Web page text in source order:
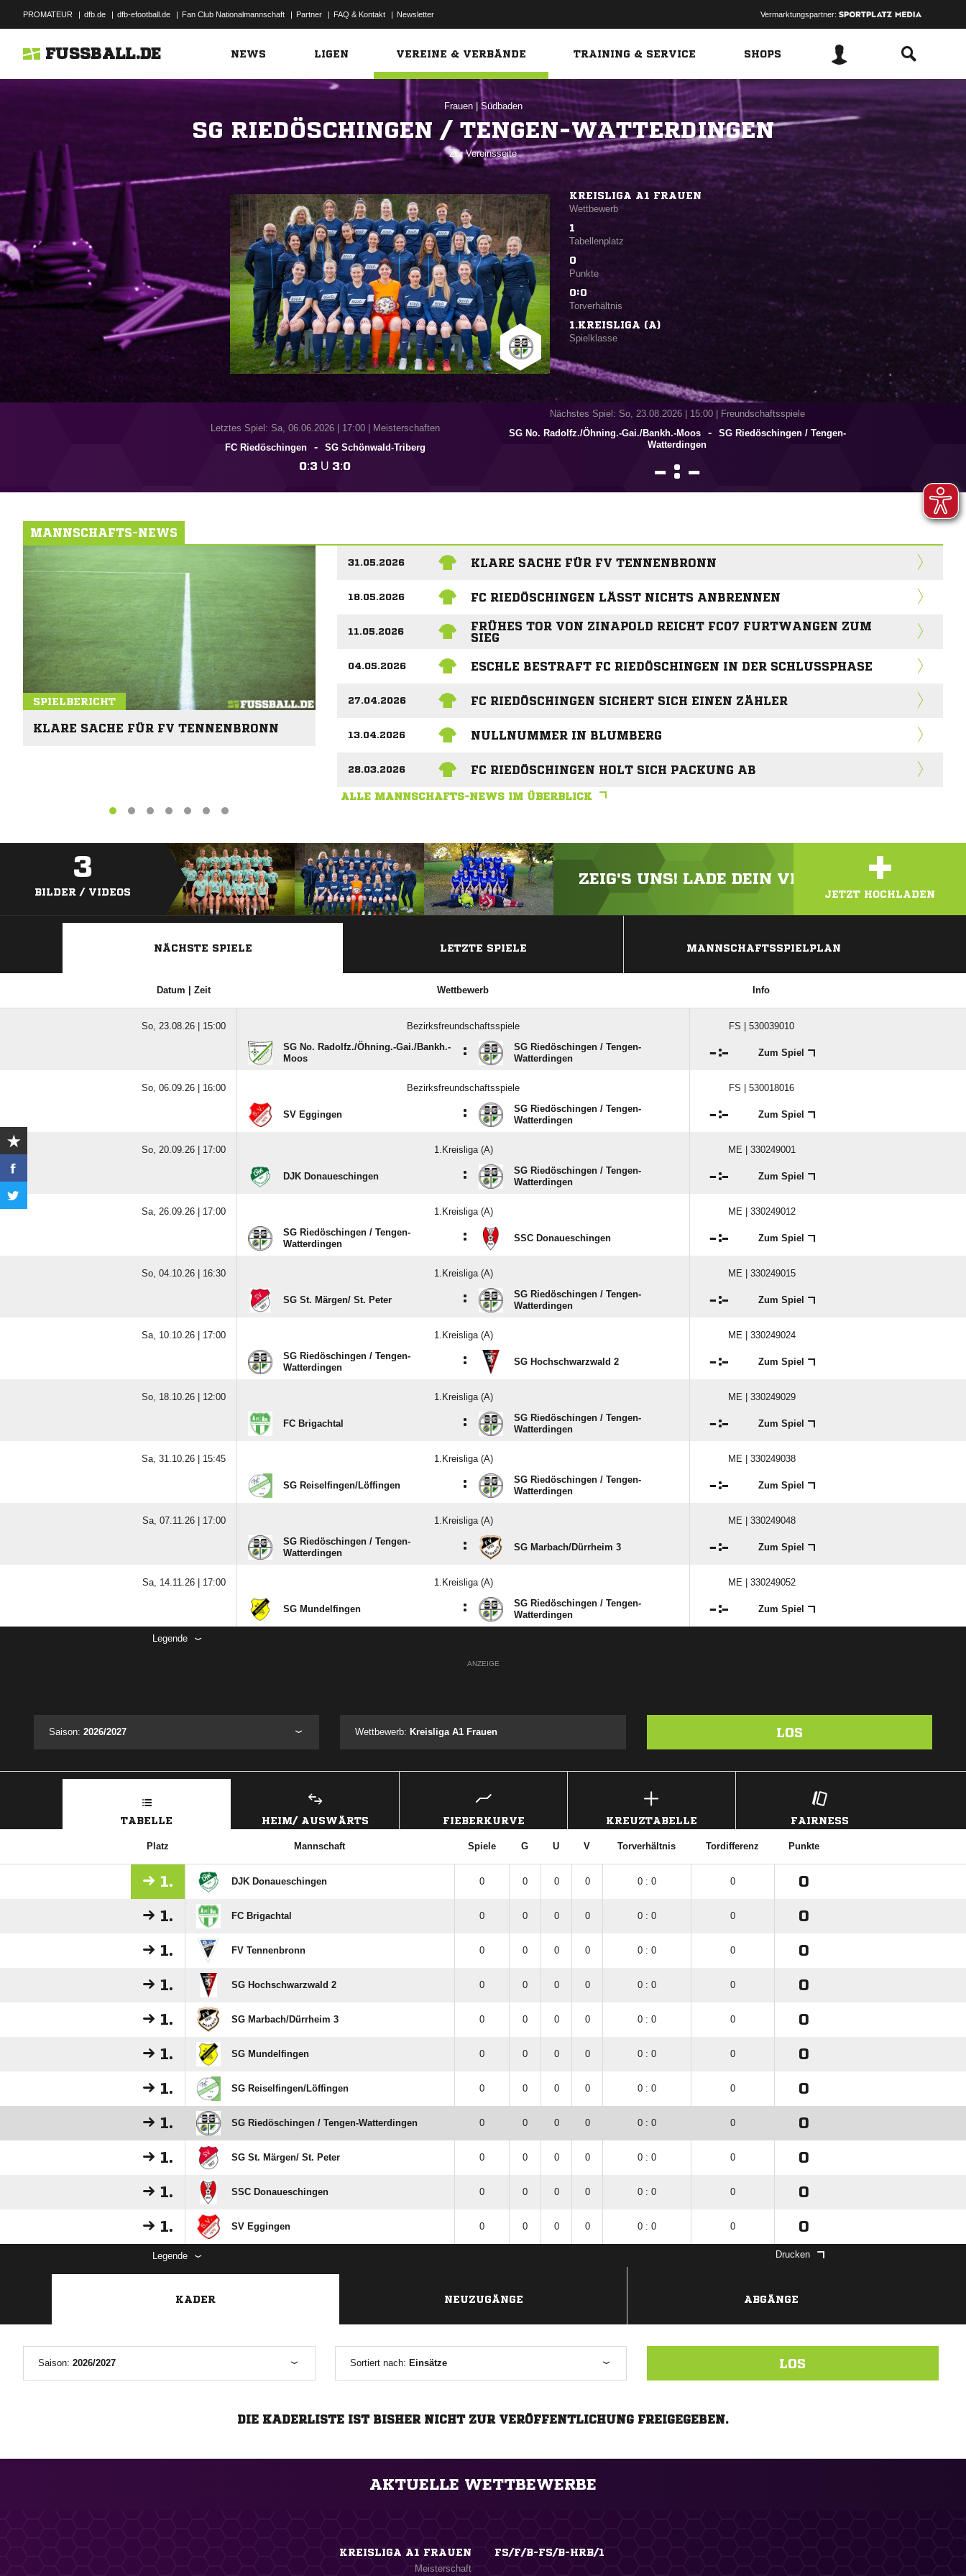
PROMATEUR | dfb.de | dfb-efootball.de | Fan Club Nationalmannschaft | Partner | FAQ & Kontakt | Newsletter Vermarktungspartner:
FUSSBALL.DE NEWS LIGEN VEREINE & VERBÄNDE TRAINING & SERVICE SHOPS
Frauen Südbaden
SG RIEDÖSCHINGEN / TENGEN-WATTERDINGEN
Zur Vereinsseite
KREISLIGA A1 FRAUEN
Wettbewerb
1
Tabellenplatz
0
Punkte
0:0
Torverhältnis
1.KREISLIGA (A)
Spielklasse
Letztes Spiel: Sa, 06.06.2026| 17:00 | Meisterschaften
FC Riedöschingen
- SG Schönwald-Triberg
: U :
Nächstes Spiel: So, 23.08.2026| 15:00 | Freundschaftsspiele
SG No. Radolfz./​Öhning.-Gai./​Bankh.-Moos
-
SG Riedöschingen /​ Tengen-
Watterdingen
 : 
MANNSCHAFTS-NEWS
SPIELBERICHT
KLARE SACHE FÜR FV TENNENBRONN
31.05.2026 KLARE SACHE FÜR FV TENNENBRONN
18.05.2026 FC RIEDÖSCHINGEN LÄSST NICHTS ANBRENNEN
11.05.2026
FRÜHES TOR VON ZINAPOLD REICHT FC07 FURTWANGEN ZUM
SIEG
04.05.2026 ESCHLE BESTRAFT FC RIEDÖSCHINGEN IN DER SCHLUSSPHASE
27.04.2026 FC RIEDÖSCHINGEN SICHERT SICH EINEN ZÄHLER
13.04.2026 NULLNUMMER IN BLUMBERG
28.03.2026 FC RIEDÖSCHINGEN HOLT SICH PACKUNG AB
ALLE MANNSCHAFTS-NEWS IM ÜBERBLICK
3
BILDER / VIDEOS
ZEIG'S UNS! LADE DEIN VIDEO ODER FOTO
+
JETZT HOCHLADEN
NÄCHSTE SPIELE LETZTE SPIELE MANNSCHAFTSSPIELPLAN
Datum | Zeit Wettbewerb Info
So, 23.08.26 | 15:00 Bezirksfreundschaftsspiele
FS | 530039010
SG No. Radolfz./​Öhning.-Gai./​Bankh.-
Moos
:
SG Riedöschingen /​ Tengen-
Watterdingen
: Zum Spiel
So, 06.09.26 | 16:00 Bezirksfreundschaftsspiele FS | 530018016
SV Eggingen :
SG Riedöschingen /​ Tengen-
Watterdingen
: Zum Spiel
So, 20.09.26 | 17:00 1.Kreisliga (A) ME | 330249001
DJK Donaueschingen :
SG Riedöschingen /​ Tengen-
Watterdingen
: Zum Spiel
Sa, 26.09.26 | 17:00 1.Kreisliga (A)
ME | 330249012
SG Riedöschingen /​ Tengen-
Watterdingen
: SSC Donaueschingen : Zum Spiel
So, 04.10.26 | 16:30 1.Kreisliga (A) ME | 330249015
SG St. Märgen/​ St. Peter :
SG Riedöschingen /​ Tengen-
Watterdingen
: Zum Spiel
Sa, 10.10.26 | 17:00 1.Kreisliga (A)
ME | 330249024
SG Riedöschingen /​ Tengen-
Watterdingen
: SG Hochschwarzwald 2 : Zum Spiel
So, 18.10.26 | 12:00 1.Kreisliga (A) ME | 330249029
FC Brigachtal :
SG Riedöschingen /​ Tengen-
Watterdingen
: Zum Spiel
Sa, 31.10.26 | 15:45 1.Kreisliga (A) ME | 330249038
SG Reiselfingen/​Löffingen :
SG Riedöschingen /​ Tengen-
Watterdingen
: Zum Spiel
Sa, 07.11.26 | 17:00 1.Kreisliga (A)
ME | 330249048
SG Riedöschingen /​ Tengen-
Watterdingen
: SG Marbach/​Dürrheim 3 : Zum Spiel
Sa, 14.11.26 | 17:00 1.Kreisliga (A) ME | 330249052
SG Mundelfingen :
SG Riedöschingen /​ Tengen-
Watterdingen
: Zum Spiel
Legende
ANZEIGE
Saison: 2026/2027 Wettbewerb: Kreisliga A1 Frauen LOS
TABELLE HEIM/ AUSWÄRTS FIEBERKURVE KREUZTABELLE FAIRNESS
Platz Mannschaft Spiele G U V Torverhältnis Tordifferenz Punkte
1. DJK Donaueschingen 0 0 0 0 0 : 0 0 0
1. FC Brigachtal 0 0 0 0 0 : 0 0 0
1. FV Tennenbronn 0 0 0 0 0 : 0 0 0
1. SG Hochschwarzwald 2 0 0 0 0 0 : 0 0 0
1. SG Marbach/​Dürrheim 3 0 0 0 0 0 : 0 0 0
1. SG Mundelfingen 0 0 0 0 0 : 0 0 0
1. SG Reiselfingen/​Löffingen 0 0 0 0 0 : 0 0 0
1. SG Riedöschingen /​ Tengen-Watterdingen 0 0 0 0 0 : 0 0 0
1. SG St. Märgen/​ St. Peter 0 0 0 0 0 : 0 0 0
1. SSC Donaueschingen 0 0 0 0 0 : 0 0 0
1. SV Eggingen 0 0 0 0 0 : 0 0 0
Legende Drucken
KADER NEUZUGÄNGE ABGÄNGE
Saison: 2026/2027 Sortiert nach: Einsätze LOS
DIE KADERLISTE IST BISHER NICHT ZUR VERÖFFENTLICHUNG FREIGEGEBEN.
AKTUELLE WETTBEWERBE
KREISLIGA A1 FRAUEN
Meisterschaft
FS/F/B-FS/B-HRB/1